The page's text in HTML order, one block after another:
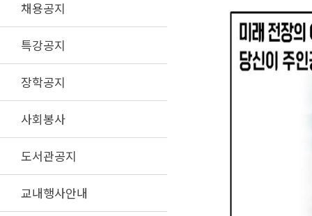
채용공지
특강공지
장학공지
사회봉사
도서관공지
교내행사안내